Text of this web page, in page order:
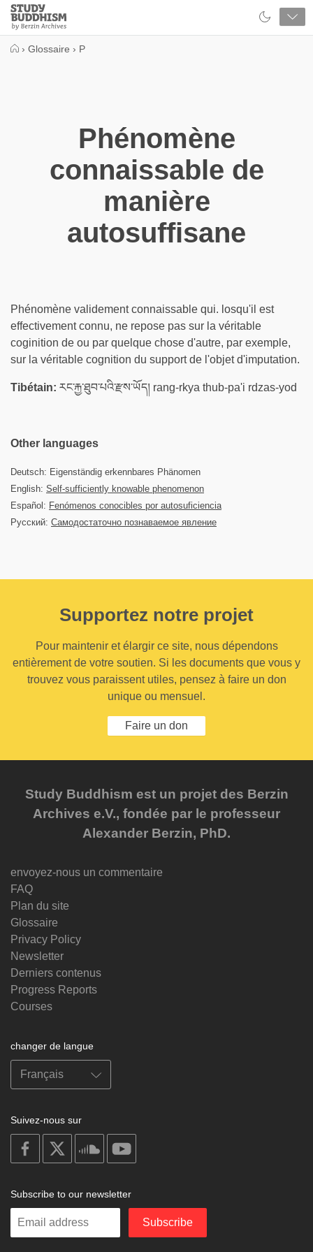
Close
Study
Buddhism
› Glossaire › P
Phénomène
connaissable de
manière
autosuffisane
Phénomène validement connaissable qui. losqu'il est
effectivement connu, ne repose pas sur la véritable
coginition de ou par quelque chose d'autre, par exemple,
sur la véritable cognition du support de l'objet d'imputation.
Tibétain: རང་རྐྱ་ཐུབ་པའི་རྫས་ཡོད། rang-rkya thub-pa'i rdzas-yod
Other languages
Deutsch: Eigenständig erkennbares Phänomen
English: Self-sufficiently knowable phenomenon
Español: Fenómenos conocibles por autosuficiencia
Русский: Самодостаточно познаваемое явление
Supportez notre projet
Pour maintenir et élargir ce site, nous dépendons
entièrement de votre soutien. Si les documents que vous y
trouvez vous paraissent utiles, pensez à faire un don
unique ou mensuel.
Faire un don
Study Buddhism est un projet des Berzin
Archives e.V., fondée par le professeur
Alexander Berzin, PhD.
envoyez-nous un commentaire
FAQ
Plan du site
Glossaire
Privacy Policy
Newsletter
Derniers contenus
Progress Reports
Courses
changer de langue
Suivez-nous sur
on
facebook
soundcloud
Subscribe to our newsletter
Enter
Subscribe